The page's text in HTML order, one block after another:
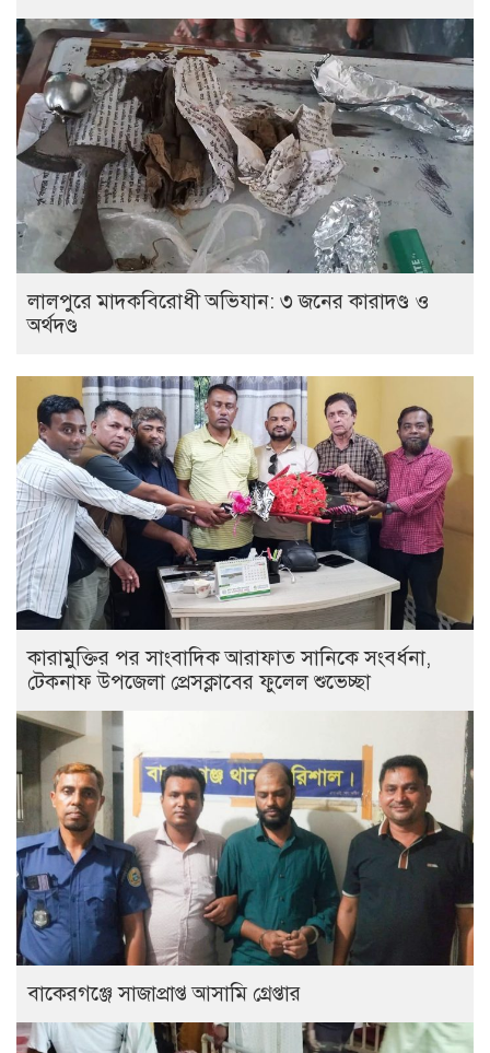
লালপুরে মাদকবিরোধী অভিযান: ৩ জনের কারাদণ্ড ও
অর্থদণ্ড
কারামুক্তির পর সাংবাদিক আরাফাত সানিকে সংবর্ধনা,
টেকনাফ উপজেলা প্রেসক্লাবের ফুলেল শুভেচ্ছা
বাকেরগঞ্জে সাজাপ্রাপ্ত আসামি গ্রেপ্তার